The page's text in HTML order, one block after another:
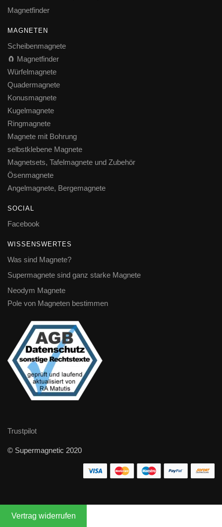
Magnetfinder
MAGNETEN
Scheibenmagnete
🧲 Magnetfinder
Würfelmagnete
Quadermagnete
Konusmagnete
Kugelmagnete
Ringmagnete
Magnete mit Bohrung
selbstklebene Magnete
Magnetsets, Tafelmagnete und Zubehör
Ösenmagnete
Angelmagnete, Bergemagnete
SOCIAL
Facebook
WISSENSWERTES
Was sind Magnete?
Supermagnete sind ganz starke Magnete
Neodym Magnete
Pole von Magneten bestimmen
Trustpilot
© Supermagnetic 2020
Vertrag widerrufen